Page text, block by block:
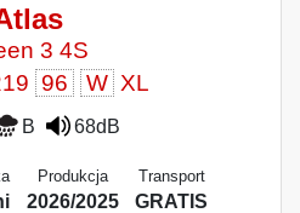
3 4S
96 W XL
B 68dB
Produkcja
2026/2025
Transport
GRATIS